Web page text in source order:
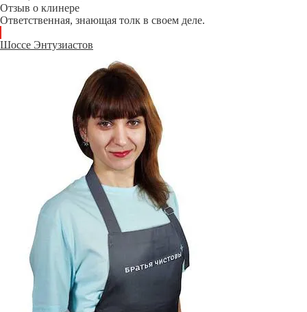
Отзыв о клинере
Ответственная, знающая толк в своем деле.
Шоссе Энтузиастов